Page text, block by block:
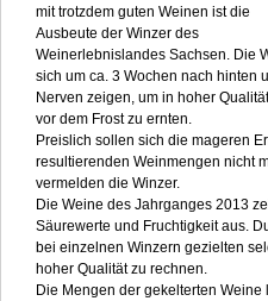
mit trotzdem guten Weinen ist die
Ausbeute der Winzer des
Weinerlebnislandes Sachsen. Die
sich um ca. 3 Wochen nach hinten
Nerven zeigen, um in hoher
vor dem Frost zu ernten.
Preislich sollen sich die mageren
resultierenden Weinmengen nicht
vermelden die Winzer.
Die Weine des Jahrganges 2013
Säurewerte und Fruchtigkeit aus.
bei einzelnen Winzern gezielten
hoher Qualität zu rechnen.
Die Mengen der gekelterten